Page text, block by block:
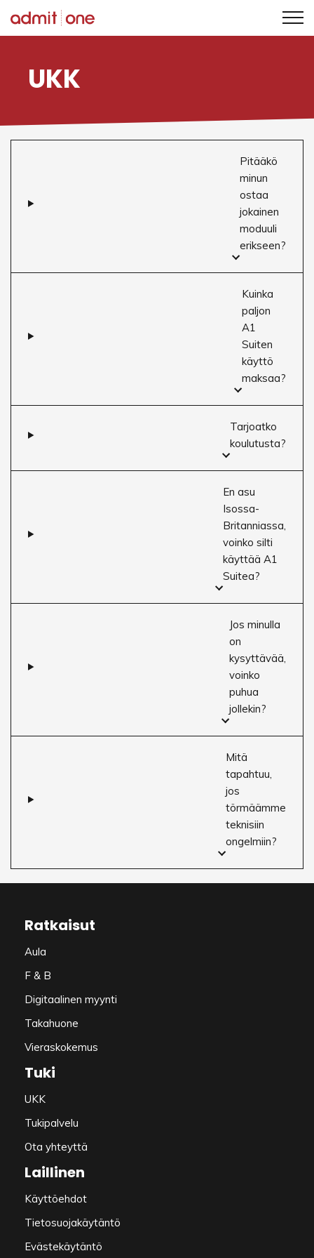
Siirry
UKK
Pitääkö
minun
ostaa
jokainen
moduuli
erikseen?
Kuinka
paljon
A1
Suiten
käyttö
maksaa?
Tarjoatko
koulutusta?
En asu
Isossa-
Britanniassa,
voinko silti
käyttää A1
Suitea?
Jos minulla
on
kysyttävää,
voinko
puhua
jollekin?
Mitä
tapahtuu,
jos
törmäämme
teknisiin
ongelmiin?
Ratkaisut
Aula
F & B
Digitaalinen myynti
Takahuone
Vieraskokemus
Tuki
UKK
Tukipalvelu
Ota yhteyttä
Laillinen
Käyttöehdot
Tietosuojakäytäntö
Evästekäytäntö